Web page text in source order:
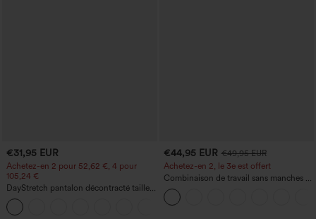
€31,95 EUR
Achetez-en 2 pour 52,62 €, 4 pour
105,24 €
DayStretch pantalon décontracté taille
haute à jambe en forme de tonneau
avec poches
€44,95 EUR €49,95 EUR
Achetez-en 2, le 3e est offert
Combinaison de travail sans manches à
encolure bateau, côtés noués, toucher
frais, rayée, avec poches — Édition Easy
Peezy